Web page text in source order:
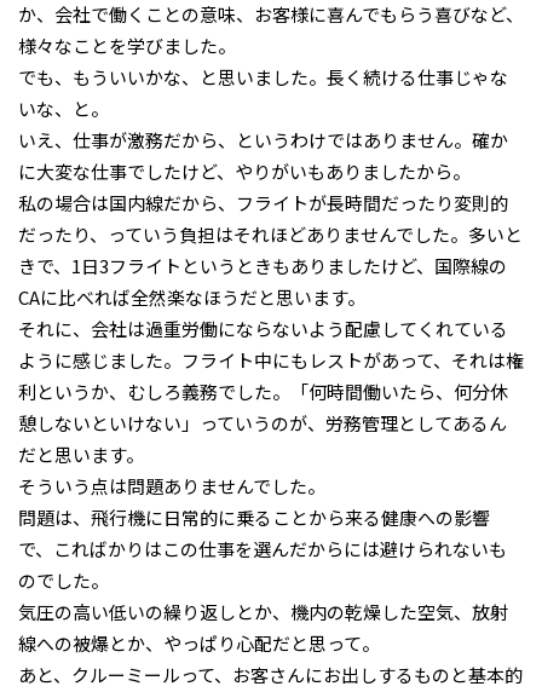
か、会社で働くことの意味、お客様に喜んでもらう喜びなど、
様々なことを学びました。
でも、もういいかな、と思いました。長く続ける仕事じゃな
いな、と。
いえ、仕事が激務だから、というわけではありません。確か
に大変な仕事でしたけど、やりがいもありましたから。
私の場合は国内線だから、フライトが長時間だったり変則的
だったり、っていう負担はそれほどありませんでした。多いと
きで、1日3フライトというときもありましたけど、国際線の
CAに比べれば全然楽なほうだと思います。
それに、会社は過重労働にならないよう配慮してくれている
ように感じました。フライト中にもレストがあって、それは権
利というか、むしろ義務でした。「何時間働いたら、何分休
憩しないといけない」っていうのが、労務管理としてあるん
だと思います。
そういう点は問題ありませんでした。
問題は、飛行機に日常的に乗ることから来る健康への影響
で、こればかりはこの仕事を選んだからには避けられないも
のでした。
気圧の高い低いの繰り返しとか、機内の乾燥した空気、放射
線への被爆とか、やっぱり心配だと思って。
あと、クルーミールって、お客さんにお出しするものと基本的